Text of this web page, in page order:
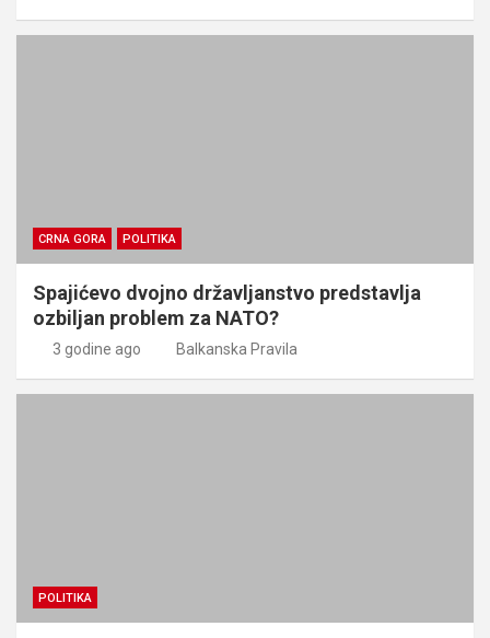
CRNA GORA POLITIKA
Spajićevo dvojno državljanstvo predstavlja
ozbiljan problem za NATO?
3 godine ago Balkanska Pravila
POLITIKA